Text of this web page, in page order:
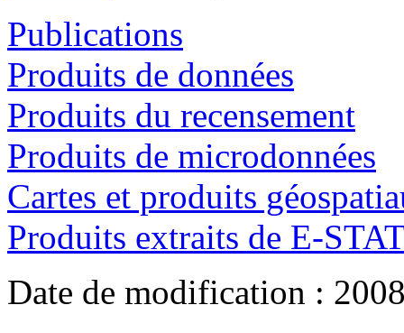
Publications
Produits de données
Produits du recensement
Produits de microdonnées
Cartes et produits
Produits extraits de E-
Date de modification :